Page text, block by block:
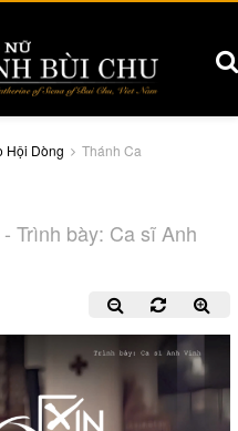
Hội Dòng Thánh Ca
Trình bày: Ca sĩ Anh